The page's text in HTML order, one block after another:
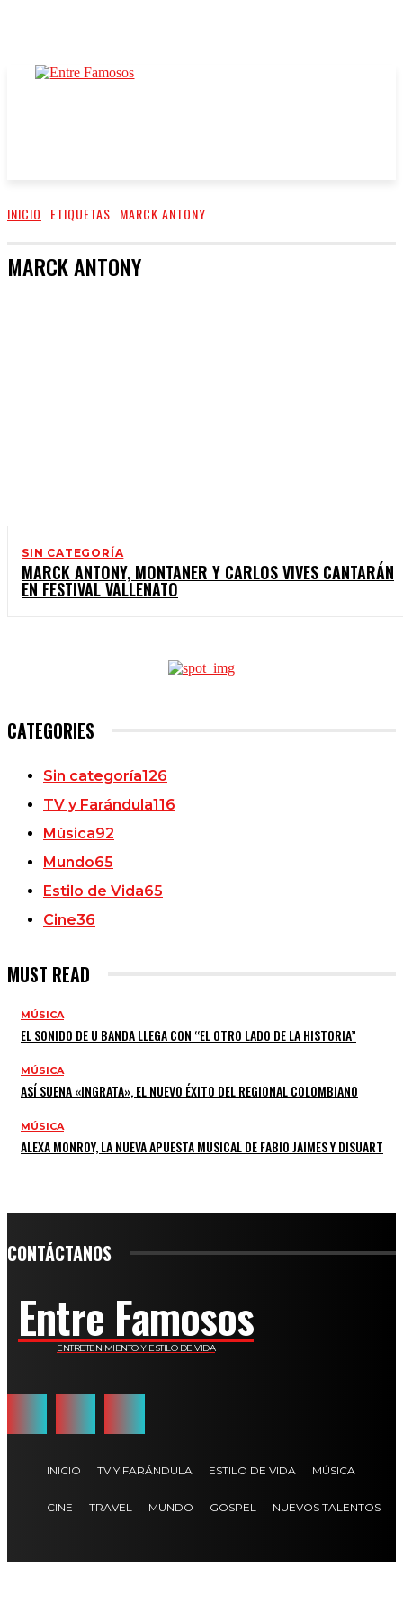
INICIO ETIQUETAS MARCK ANTONY
MARCK ANTONY
SIN CATEGORÍA
MARCK ANTONY, MONTANER Y CARLOS VIVES CANTARÁN
EN FESTIVAL VALLENATO
CATEGORIES
Sin categoría126
TV y Farándula116
Música92
Mundo65
Estilo de Vida65
Cine36
MUST READ
MÚSICA
EL SONIDO DE U BANDA LLEGA CON “EL OTRO LADO DE LA HISTORIA”
MÚSICA
ASÍ SUENA «INGRATA», EL NUEVO ÉXITO DEL REGIONAL COLOMBIANO
MÚSICA
ALEXA MONROY, LA NUEVA APUESTA MUSICAL DE FABIO JAIMES Y DISUART
CONTÁCTANOS
Entre Famosos
ENTRETENIMIENTO Y ESTILO DE VIDA
INICIO TV Y FARÁNDULA ESTILO DE VIDA MÚSICA
CINE TRAVEL MUNDO GOSPEL NUEVOS TALENTOS